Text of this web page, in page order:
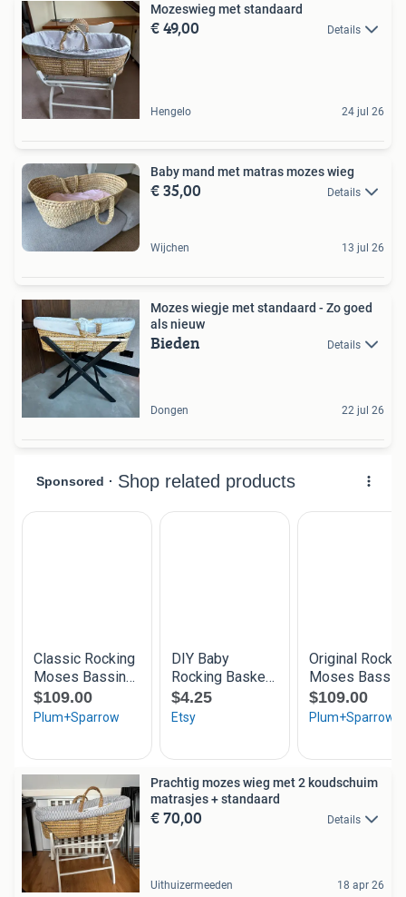
Mozeswieg met standaard
€ 49,00 Details
Hengelo 24 jul 26
Baby mand met matras mozes wieg
€ 35,00 Details
Wijchen 13 jul 26
Mozes wiegje met standaard - Zo goed
als nieuw
Bieden Details
Dongen 22 jul 26
Prachtig mozes wieg met 2 koudschuim
matrasjes + standaard
€ 70,00 Details
Uithuizermeeden 18 apr 26